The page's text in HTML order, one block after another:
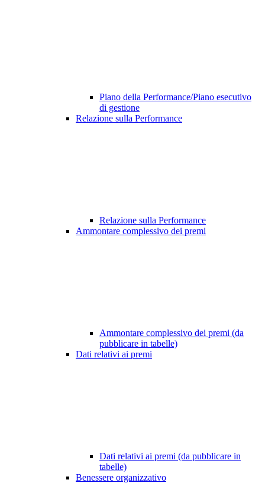
Piano della Performance/Piano esecutivo
di gestione
Relazione sulla Performance
Relazione sulla Performance
Ammontare complessivo dei premi
Ammontare complessivo dei premi (da
pubblicare in tabelle)
Dati relativi ai premi
Dati relativi ai premi (da pubblicare in
tabelle)
Benessere organizzativo